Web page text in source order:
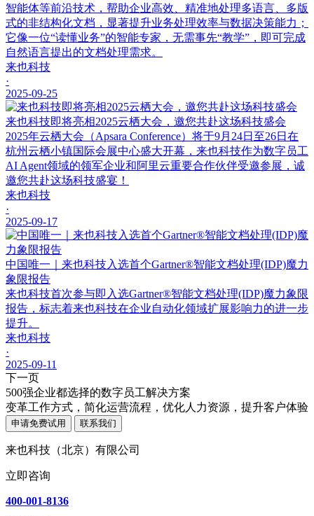
智能体等前沿技术，帮助企业高效、精准地处理多语言、多版
式的非结构化文档，显著提升业务处理效率与数据决策能力；
它像一位“读懂业务”的智能专家，无需事先“教学”，即可完成
自然语言提出的文档处理需求。
来也科技
·
2025-09-25
来也科技即将亮相2025云栖大会，邀您共赴这场科技盛会
2025年云栖大会（Apsara Conference）将于9月24日至26日在
杭州云栖小镇国际会展中心盛大开幕，来也科技作为数字员工
AI Agent领域的领军企业和阿里云重要合作伙伴受邀参展，诚
邀您共赴这场科技盛宴！
来也科技
·
2025-09-17
中国唯一｜来也科技入选首个Gartner®智能文档处理(IDP)魔力
象限报告
来也科技首次参与即入选Gartner®智能文档处理(IDP)魔力象限
报告，标志着来也科技在企业自动化领域扩展影响力的进一步
提升。
来也科技
·
2025-09-11
下一页
500强企业都选择的数字员工解决方案
变革工作方式，简化运营流程，优化人力资源，提升客户体验
申请免费试用 联系我们
来也科技（北京）有限公司
立即咨询
400-001-8136